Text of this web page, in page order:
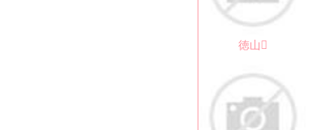
徳山